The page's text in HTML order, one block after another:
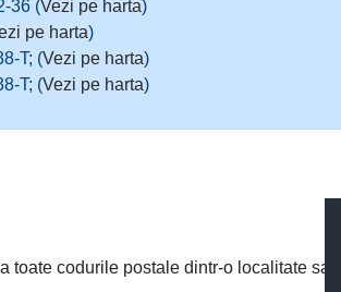
36 (Vezi pe harta)
pe harta)
T; (Vezi pe harta)
T; (Vezi pe harta)
codurile postale dintr-o localitate